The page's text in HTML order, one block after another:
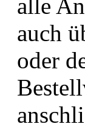
alle
auch
oder